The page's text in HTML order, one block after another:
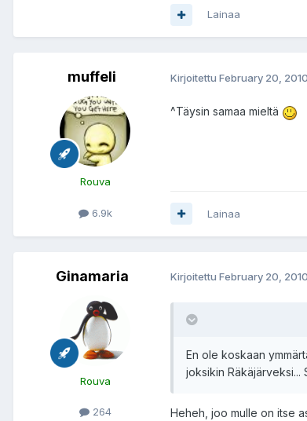
Lainaa
muffeli
Rouva
6.9k
Kirjoitettu February 20, 2010
^Täysin samaa mieltä
Lainaa
Ginamaria
Rouva
264
Kirjoitettu February 20, 2010
En ole koskaan
joksikin Räkäjärveksi...
Heheh, joo mulle on itse